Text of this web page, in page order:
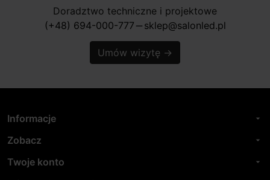
Doradztwo techniczne i projektowe
(+48) 694-000-777 horizontal_rule sklep@salonled.pl
Umów wizytę →
Informacje arrow_drop_down
Zobacz arrow_drop_down
Twoje konto arrow_drop_down